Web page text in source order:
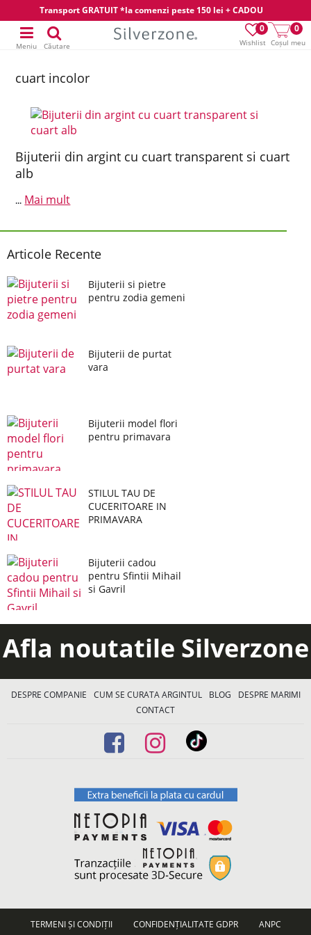
Transport GRATUIT *la comenzi peste 150 lei + CADOU
Wishlist
0
Coșul meu
0
Meniu Căutare
cuart incolor
Bijuterii din argint cu cuart transparent si cuart
alb
... Mai mult
Articole Recente
Bijuterii si pietre
pentru zodia gemeni
Bijuterii de purtat
vara
Bijuterii model flori
pentru primavara
STILUL TAU DE
CUCERITOARE IN
PRIMAVARA
Bijuterii cadou
pentru Sfintii Mihail
si Gavril
Afla noutatile Silverzone
DESPRE COMPANIE CUM SE CURATA ARGINTUL BLOG
DESPRE MARIMI
CONTACT
TERMENI ȘI CONDIȚII CONFIDENȚIALITATE GDPR
ANPC